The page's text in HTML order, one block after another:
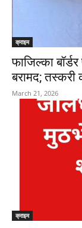
क्राइम
फाजिल्का
बरामद; तस्करी
March 21, 2026
क्राइम